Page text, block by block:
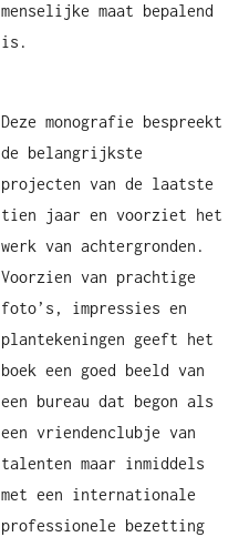
menselijke maat bepalend
is.
Deze monografie bespreekt
de belangrijkste
projecten van de laatste
tien jaar en voorziet het
werk van achtergronden.
Voorzien van prachtige
foto’s, impressies en
plantekeningen geeft het
boek een goed beeld van
een bureau dat begon als
een vriendenclubje van
talenten maar inmiddels
met een internationale
professionele bezetting